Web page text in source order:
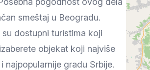
smeštaj u Beogradu.
dostupni turistima koji
objekat koji najviše
najpopularnije gradu Srbije.